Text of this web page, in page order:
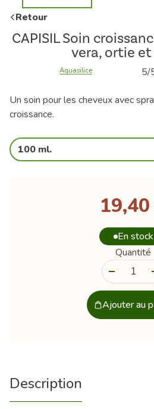
Retour
CAPISIL Soin
vera, ortie et
Aquasilice 5/
Un soin pour les cheveux avec
croissance.
100 ml.
En stock
Quantité
Ajouter au
Description